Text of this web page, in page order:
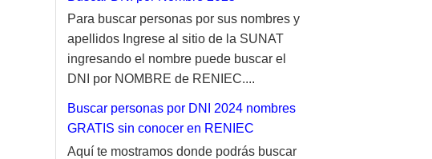
Para buscar personas por sus nombres y
apellidos Ingrese al sitio de la SUNAT
ingresando el nombre puede buscar el
DNI por NOMBRE de RENIEC....
Buscar personas por DNI 2024 nombres
GRATIS sin conocer en RENIEC
Aquí te mostramos donde podrás buscar